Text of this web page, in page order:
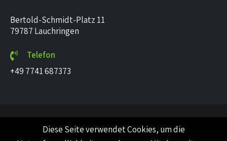
Bertold-Schmidt-Platz 11
79787 Lauchringen
Telefon
+49 7741 687373
© 2022 PurpleFox. All Rights Reserved.Impressum
Diese Seite verwendet Cookies, um die